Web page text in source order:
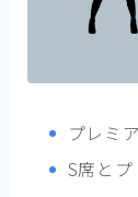
プレミ
S席と